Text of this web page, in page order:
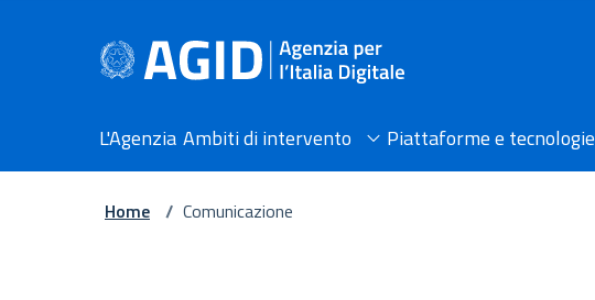
L'Agenzia Ambiti di intervento Piattaforme e tecnologie
Home / Comunicazione